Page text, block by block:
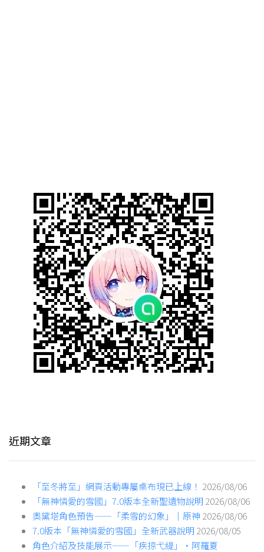
近期文章
「至冬將至」網頁活動專屬桌布現已上線！ 2026/08/06
「無神憐愛的雪國」7.0版本全新聖遺物說明 2026/08/06
奧黛塔角色預告——「柔雪的幻象」｜原神 2026/08/06
7.0版本「無神憐愛的雪國」全新武器說明 2026/08/05
角色介紹及技能展示——「疾掠弋緹」·阿羅夏